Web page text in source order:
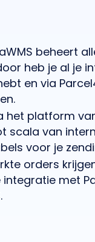
beheert
heb je al je
en via
het platform
scala van
voor je
orders
integratie met